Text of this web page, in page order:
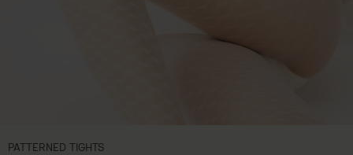
PATTERNED TIGHTS